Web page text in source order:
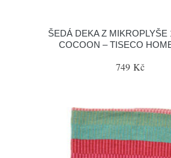
ŠEDÁ DEKA Z MIKROPLYŠE
COCOON – TISECO
749 Kč